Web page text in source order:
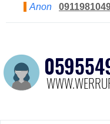
Anon